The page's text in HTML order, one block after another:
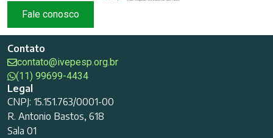
Fale conosco
Contato
contato@ivepesp.org.br
(11) 99699-4434
Legal
CNPJ: 15.151.763/0001-00
R. Antonio Bastos, 618
Sala 01